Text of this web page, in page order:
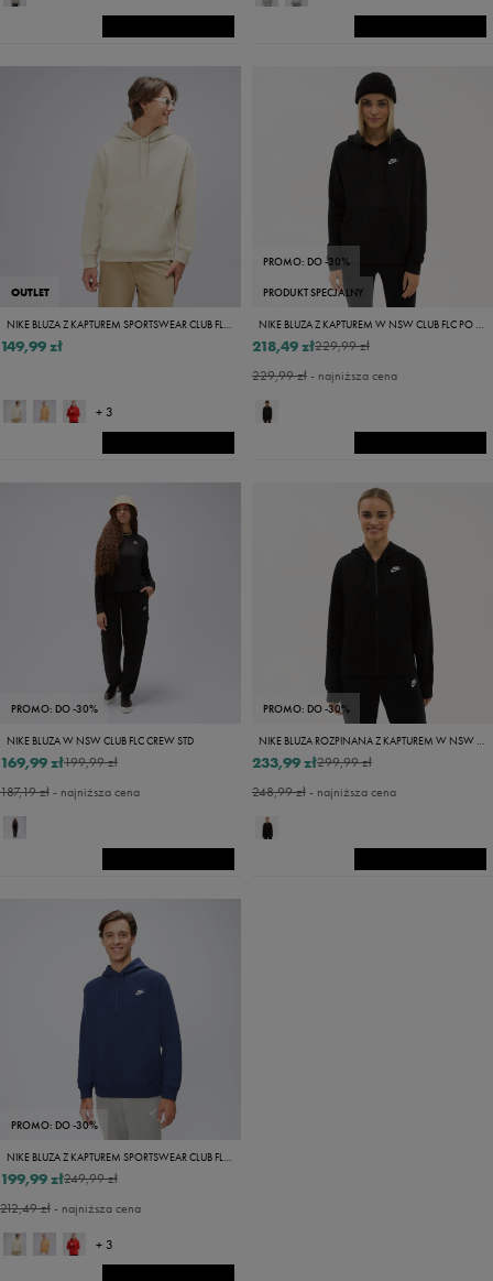
OUTLET
NIKE BLUZA Z KAPTUREM SPORTSWEAR CLUB FLEECE
149,99 zł
+ 3
PROMO: DO -30%
PRODUKT SPECJALNY
NIKE BLUZA Z KAPTUREM W NSW CLUB FLC PO HDY STD
229,99 zł
218,49 zł
229,99 zł- najniższa cena
PROMO: DO -30%
NIKE BLUZA W NSW CLUB FLC CREW STD
199,99 zł
169,99 zł
187,19 zł- najniższa cena
PROMO: DO -30%
NIKE BLUZA ROZPINANA Z KAPTUREM W NSW CLUB FLC FZ
299,99 zł
233,99 zł
248,99 zł- najniższa cena
PROMO: DO -30%
NIKE BLUZA Z KAPTUREM SPORTSWEAR CLUB FLEECE
249,99 zł
199,99 zł
212,49 zł- najniższa cena
+ 3